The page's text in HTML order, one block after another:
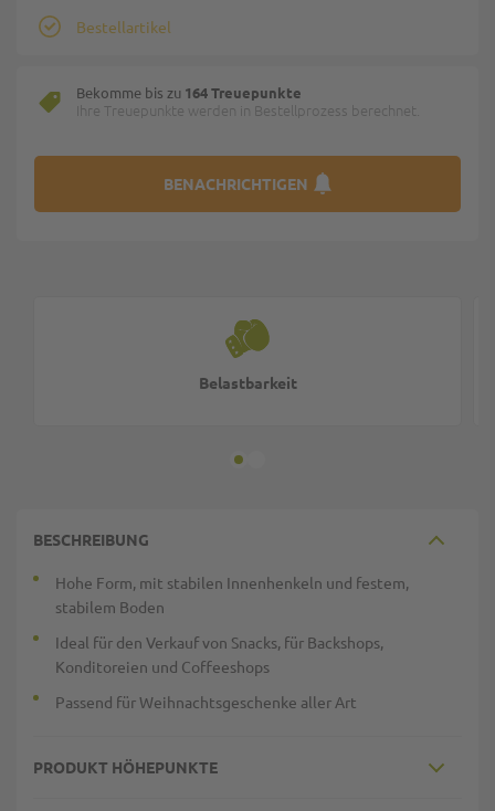
Bestellartikel
Bekomme bis zu 164 Treuepunkte
Ihre Treuepunkte werden in Bestellprozess berechnet.
BENACHRICHTIGEN
Belastbarkeit
BESCHREIBUNG
Hohe Form, mit stabilen Innenhenkeln und festem,
stabilem Boden
Ideal für den Verkauf von Snacks, für Backshops,
Konditoreien und Coffeeshops
Passend für Weihnachtsgeschenke aller Art
PRODUKT HÖHEPUNKTE